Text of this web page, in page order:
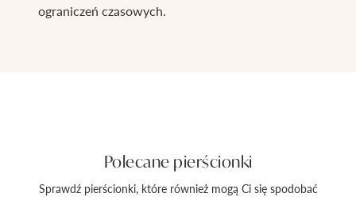
ograniczeń czasowych.
Polecane pierścionki
Sprawdź pierścionki, które również mogą Ci się spodobać